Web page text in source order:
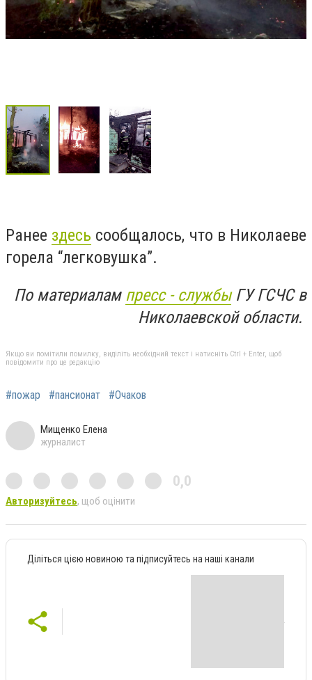
Ранее здесь сообщалось, что в Николаеве
горела “легковушка”.
По материалам пресс - службыГУ ГСЧС в
Николаевской области.
Якщо ви помітили помилку, виділіть необхідний текст і натисніть Ctrl + Enter, щоб
повідомити про це редакцію
#пожар #пансионат #Очаков
Мищенко Елена
журналист
0,0
Авторизуйтесь, щоб оцінити
Діліться цією новиною та підписуйтесь на наші канали